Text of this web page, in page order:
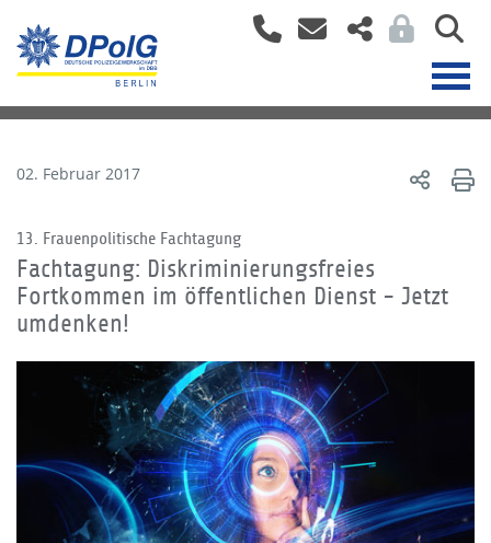
02. Februar 2017
13. Frauenpolitische Fachtagung
Fachtagung: Diskriminierungsfreies
Fortkommen im öffentlichen Dienst - Jetzt
umdenken!